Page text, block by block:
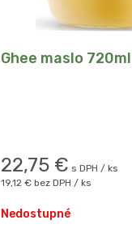
Ghee maslo
22,75 € s DPH / ks
19,12 € bez DPH / ks
Nedostupné